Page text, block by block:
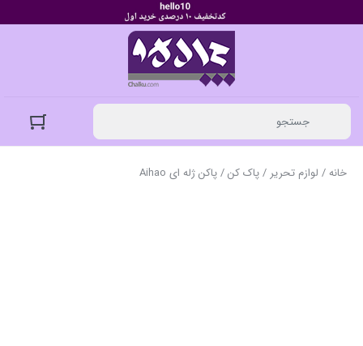
خانه/ لوازم تحریر /پاک کن/ پاکن ژله ای Aihao